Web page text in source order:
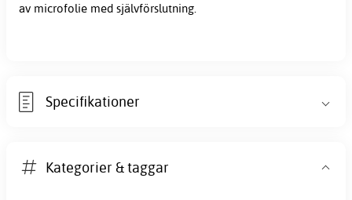
av microfolie med självförslutning.
Specifikationer
Kategorier & taggar